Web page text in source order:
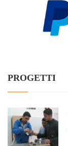
PROGETTI